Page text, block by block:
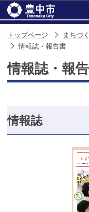
トップページ まちづ
情報誌・報告書
情報誌・報
情報誌